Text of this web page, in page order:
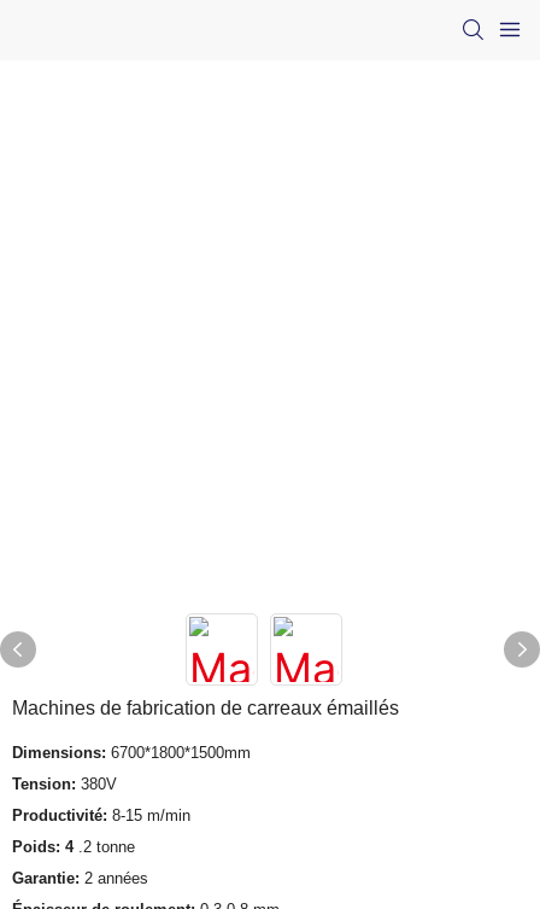
Machines de fabrication de carreaux émaillés
Dimensions: 6700*1800*1500mm
Tension: 380V
Productivité: 8-15 m/min
Poids: 4 .2 tonne
Garantie: 2 années